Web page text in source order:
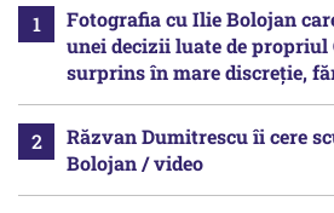
Fotografia cu Ilie Bolojan
unei decizii luate de propriul
surprins în mare discreție,
Răzvan Dumitrescu îi cere
Bolojan / video